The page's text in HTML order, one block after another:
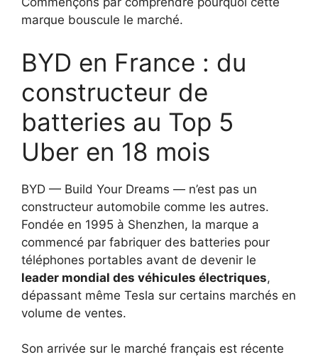
marque bouscule le marché.
BYD en France : du
constructeur de
batteries au Top 5
Uber en 18 mois
BYD — Build Your Dreams — n’est pas un
constructeur automobile comme les autres.
Fondée en 1995 à Shenzhen, la marque a
commencé par fabriquer des batteries pour
téléphones portables avant de devenir le
leader mondial des véhicules électriques,
dépassant même Tesla sur certains marchés en
volume de ventes.
Son arrivée sur le marché français est récente